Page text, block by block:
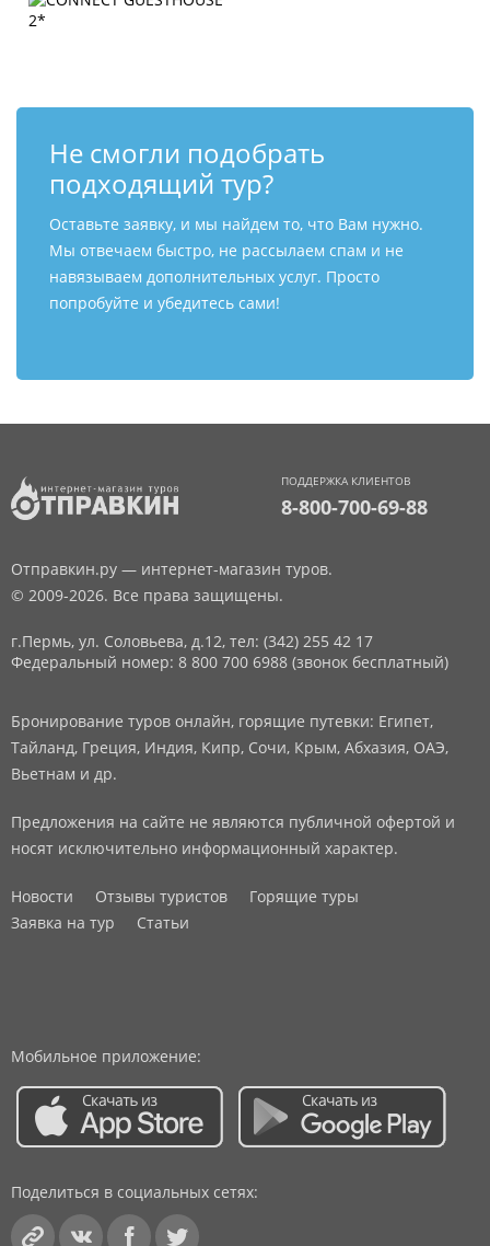
Не смогли подобрать
подходящий тур?
Оставьте заявку, и мы найдем то, что Вам нужно.
Мы отвечаем быстро, не рассылаем спам и не
навязываем дополнительных услуг. Просто
попробуйте и убедитесь сами!
ПОДДЕРЖКА КЛИЕНТОВ
8-800-700-69-88
Отправкин.ру — интернет-магазин туров.
© 2009-2026. Все права защищены.
г.Пермь, ул. Соловьева, д.12, тел: (342) 255 42 17
Федеральный номер: 8 800 700 6988 (звонок бесплатный)
Бронирование туров онлайн, горящие путевки: Египет,
Тайланд, Греция, Индия, Кипр, Сочи, Крым, Абхазия, ОАЭ,
Вьетнам и др.
Предложения на сайте не являются публичной офертой и
носят исключительно информационный характер.
Новости Отзывы туристов
Горящие туры
Заявка на тур
Статьи
Мобильное приложение:
Поделиться в социальных сетях: